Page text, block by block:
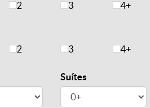
2 3 4+
2 3 4+
Suítes